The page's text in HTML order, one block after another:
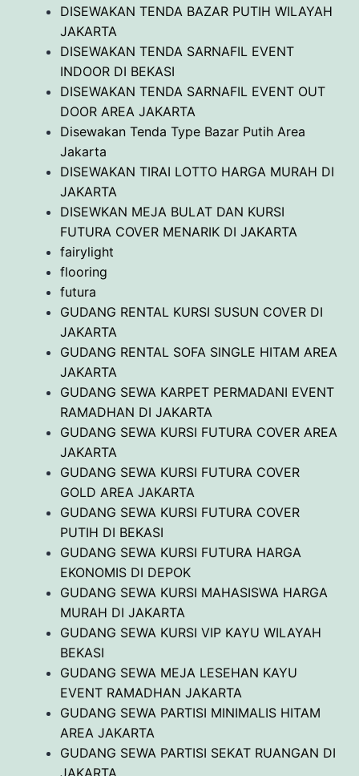
DISEWAKAN TENDA BAZAR PUTIH WILAYAH
JAKARTA
DISEWAKAN TENDA SARNAFIL EVENT
INDOOR DI BEKASI
DISEWAKAN TENDA SARNAFIL EVENT OUT
DOOR AREA JAKARTA
Disewakan Tenda Type Bazar Putih Area
Jakarta
DISEWAKAN TIRAI LOTTO HARGA MURAH DI
JAKARTA
DISEWKAN MEJA BULAT DAN KURSI
FUTURA COVER MENARIK DI JAKARTA
fairylight
flooring
futura
GUDANG RENTAL KURSI SUSUN COVER DI
JAKARTA
GUDANG RENTAL SOFA SINGLE HITAM AREA
JAKARTA
GUDANG SEWA KARPET PERMADANI EVENT
RAMADHAN DI JAKARTA
GUDANG SEWA KURSI FUTURA COVER AREA
JAKARTA
GUDANG SEWA KURSI FUTURA COVER
GOLD AREA JAKARTA
GUDANG SEWA KURSI FUTURA COVER
PUTIH DI BEKASI
GUDANG SEWA KURSI FUTURA HARGA
EKONOMIS DI DEPOK
GUDANG SEWA KURSI MAHASISWA HARGA
MURAH DI JAKARTA
GUDANG SEWA KURSI VIP KAYU WILAYAH
BEKASI
GUDANG SEWA MEJA LESEHAN KAYU
EVENT RAMADHAN JAKARTA
GUDANG SEWA PARTISI MINIMALIS HITAM
AREA JAKARTA
GUDANG SEWA PARTISI SEKAT RUANGAN DI
JAKARTA